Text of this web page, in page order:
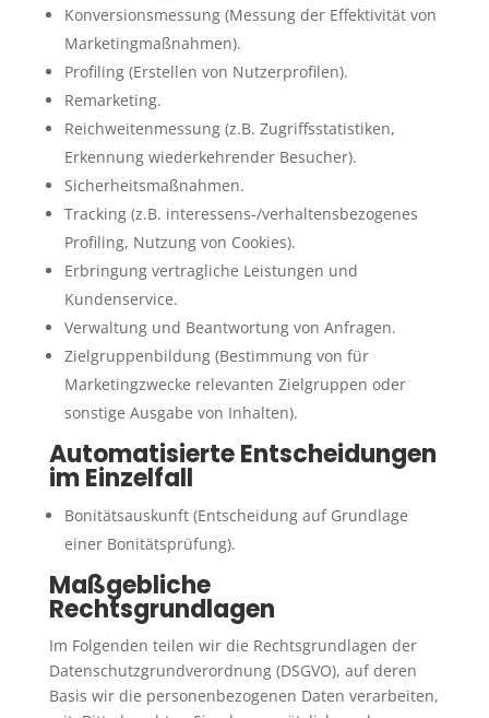
Konversionsmessung (Messung der Effektivität von
Marketingmaßnahmen).
Profiling (Erstellen von Nutzerprofilen).
Remarketing.
Reichweitenmessung (z.B. Zugriffsstatistiken,
Erkennung wiederkehrender Besucher).
Sicherheitsmaßnahmen.
Tracking (z.B. interessens-/verhaltensbezogenes
Profiling, Nutzung von Cookies).
Erbringung vertragliche Leistungen und
Kundenservice.
Verwaltung und Beantwortung von Anfragen.
Zielgruppenbildung (Bestimmung von für
Marketingzwecke relevanten Zielgruppen oder
sonstige Ausgabe von Inhalten).
Automatisierte Entscheidungen
im Einzelfall
Bonitätsauskunft (Entscheidung auf Grundlage
einer Bonitätsprüfung).
Maßgebliche
Rechtsgrundlagen
Im Folgenden teilen wir die Rechtsgrundlagen der
Datenschutzgrundverordnung (DSGVO), auf deren
Basis wir die personenbezogenen Daten verarbeiten,